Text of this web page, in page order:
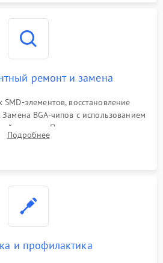
ремонт и замена
элементов, восстановление
BGA-чипов с использованием
станции. Прошивка микросхемы
поврежденных портов USB
Подробнее
и профилактика